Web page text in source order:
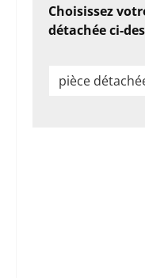
Choisissez
détachée ci-
pièce